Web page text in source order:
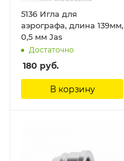
5136 Игла для
аэрографа, длина 139мм,
0,5 мм Jas
Достаточно
180 руб.
В корзину